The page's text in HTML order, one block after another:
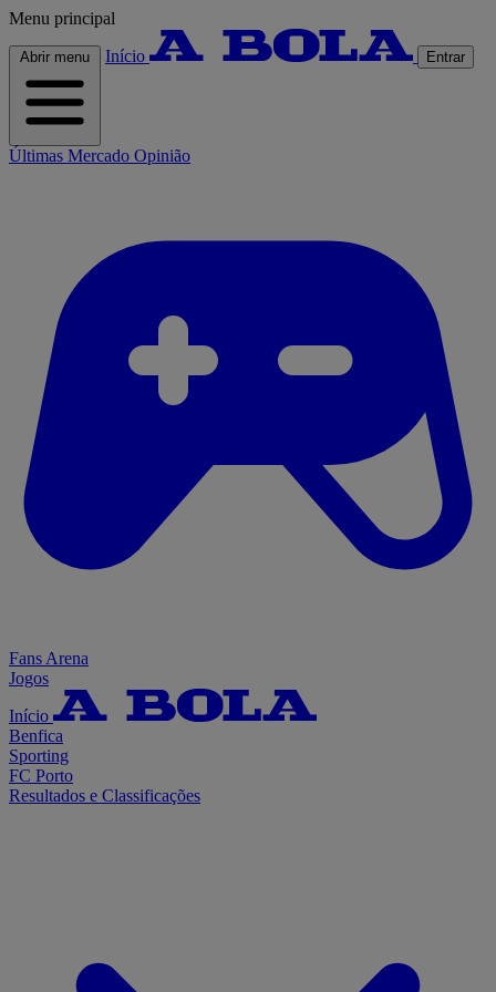
Menu principal
Abrir menu Início Entrar
Últimas Mercado Opinião
Fans Arena
Jogos
Início
Benfica
Sporting
FC Porto
Resultados e Classificações